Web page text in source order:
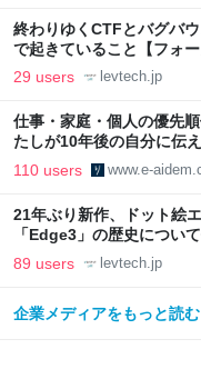
終わりゆくCTFとバグバ
で起きていること【フォ
29 users levtech.jp
仕事・家庭・個人の優先
たしが10年後の自分に伝
110 users www.e-
21年ぶり新作、ドット絵
「Edge3」の歴史につい
LAB
89 users levtech.jp
企業メディアをもっと読む